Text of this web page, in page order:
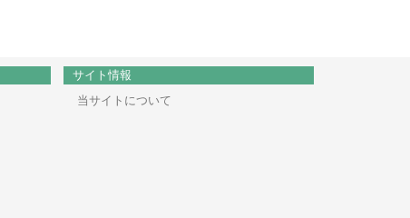
サイト情報
当サイトについて